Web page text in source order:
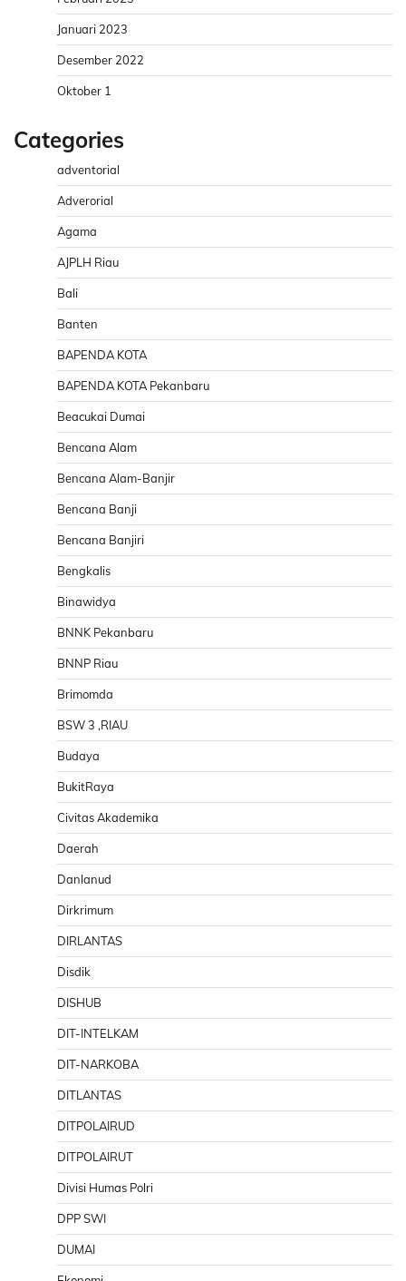
Januari 2023
Desember 2022
Oktober 1
Categories
adventorial
Adverorial
Agama
AJPLH Riau
Bali
Banten
BAPENDA KOTA
BAPENDA KOTA Pekanbaru
Beacukai Dumai
Bencana Alam
Bencana Alam-Banjir
Bencana Banji
Bencana Banjiri
Bengkalis
Binawidya
BNNK Pekanbaru
BNNP Riau
Brimomda
BSW 3 ,RIAU
Budaya
BukitRaya
Civitas Akademika
Daerah
Danlanud
Dirkrimum
DIRLANTAS
Disdik
DISHUB
DIT-INTELKAM
DIT-NARKOBA
DITLANTAS
DITPOLAIRUD
DITPOLAIRUT
Divisi Humas Polri
DPP SWI
DUMAI